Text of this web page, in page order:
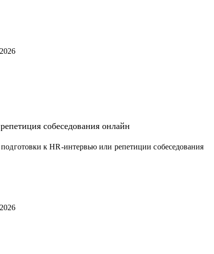
собеседования онлайн
к HR-интервью или репетиции собеседования